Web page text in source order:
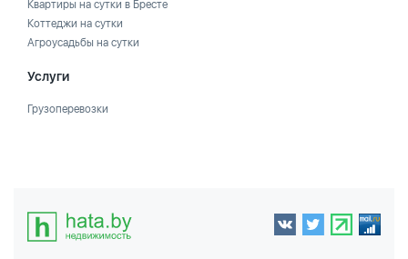
Квартиры на сутки в Бресте
Коттеджи на сутки
Агроусадьбы на сутки
Услуги
Грузоперевозки